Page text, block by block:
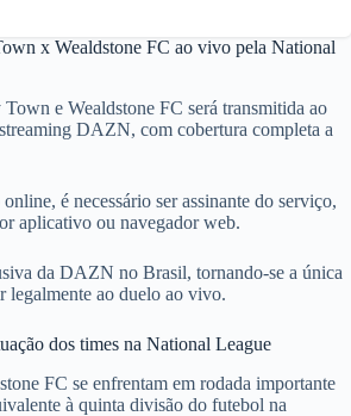
x Wealdstone FC ao vivo pela National
e Wealdstone FC será transmitida ao
DAZN, com cobertura completa a
é necessário ser assinante do serviço,
aplicativo ou navegador web.
da DAZN no Brasil, tornando-se a única
legalmente ao duelo ao vivo.
dos times na National League
FC se enfrentam em rodada importante
à quinta divisão do futebol na